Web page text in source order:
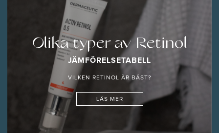
Olika typer av Retinol
JÄMFÖRELSETABELL
VILKEN RETINOL ÄR BÄST?
LÄS MER